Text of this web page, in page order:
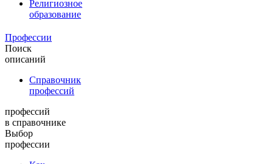
Религиозное
образование
Профессии
Поиск
описаний
Справочник
профессий
профессий
в справочнике
Выбор
профессии